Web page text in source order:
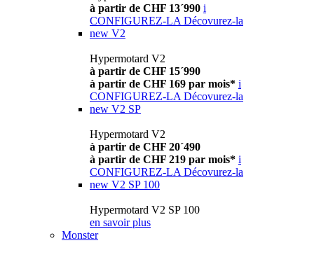
à partir de CHF 13´990 i
CONFIGUREZ-LA Décovurez-la
new V2
Hypermotard V2
à partir de CHF 15´990
à partir de CHF 169 par mois* i
CONFIGUREZ-LA Décovurez-la
new V2 SP
Hypermotard V2
à partir de CHF 20´490
à partir de CHF 219 par mois* i
CONFIGUREZ-LA Décovurez-la
new V2 SP 100
Hypermotard V2 SP 100
en savoir plus
Monster